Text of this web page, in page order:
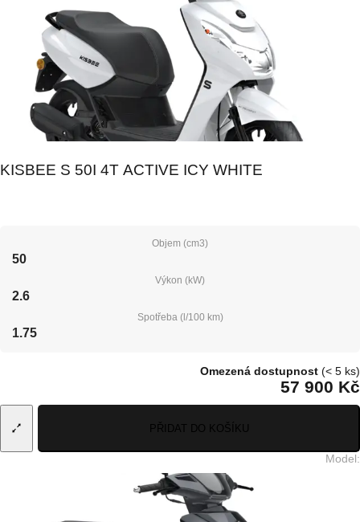
KISBEE S 50I 4T ACTIVE ICY WHITE
Objem (cm3)
50
Výkon (kW)
2.6
Spotřeba (l/100 km)
1.75
Omezená dostupnost (< 5 ks)
57 900 Kč
PŘIDAT DO KOŠÍKU
Model: